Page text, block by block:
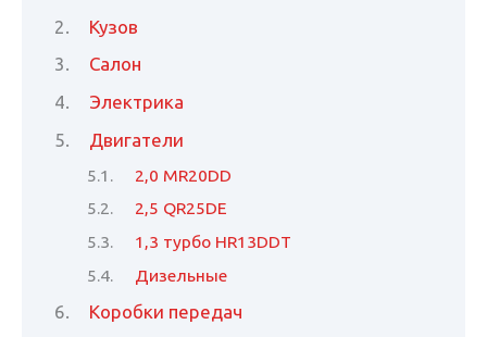
Кузов
Салон
Электрика
Двигатели
2,0 MR20DD
2,5 QR25DE
1,3 турбо HR13DDT
Дизельные
Коробки передач